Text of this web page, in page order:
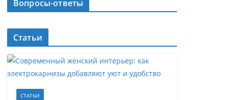
Вопросы-ответы
Статьи
СТАТЬИ